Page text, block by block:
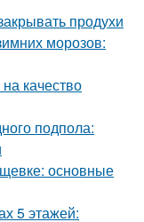
продухи
морозов:
качество
подпола:
основные
5 этажей: